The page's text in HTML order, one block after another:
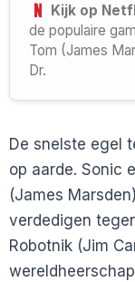
Kijk op
de populaire
Tom (James
Dr.
De snelste egel
op aarde. Sonic
(James
verdedigen
Robotnik (Jim